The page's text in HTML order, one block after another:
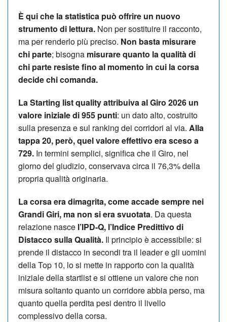
È qui che la statistica può offrire un nuovo
strumento di lettura. Non per sostituire il racconto,
ma per renderlo più preciso. Non basta misurare
chi parte; bisogna misurare quanto la qualità di
chi parte resiste fino al momento in cui la corsa
decide chi comanda.
La Starting list quality attribuiva al Giro 2026 un
valore iniziale di 955 punti: un dato alto, costruito
sulla presenza e sul ranking dei corridori al via. Alla
tappa 20, però, quel valore effettivo era sceso a
729. In termini semplici, significa che il Giro, nel
giorno del giudizio, conservava circa il 76,3% della
propria qualità originaria.
La corsa era dimagrita, come accade sempre nei
Grandi Giri, ma non si era svuotata. Da questa
relazione nasce l’IPD-Q, l’Indice Predittivo di
Distacco sulla Qualità. Il principio è accessibile: si
prende il distacco in secondi tra il leader e gli uomini
della Top 10, lo si mette in rapporto con la qualità
iniziale della startlist e si ottiene un valore che non
misura soltanto quanto un corridore abbia perso, ma
quanto quella perdita pesi dentro il livello
complessivo della corsa.